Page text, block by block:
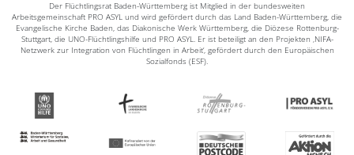
Der Flüchtlingsrat Baden-Württemberg ist Mitglied in der bundesweiten
Arbeitsgemeinschaft PRO ASYL und wird gefördert durch das Land Baden-Württemberg, die
Evangelische Kirche Baden, das Diakonische Werk Württemberg, die Diözese Rottenburg-
Stuttgart, die UNO-Flüchtlingshilfe und PRO ASYL. Er ist beteiligt an den Projekten ‚NIFA-
Netzwerk zur Integration von Flüchtlingen in Arbeit‘, gefördert durch den Europäischen
Sozialfonds (ESF).